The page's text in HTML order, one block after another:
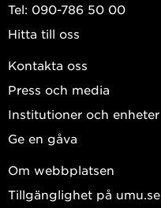
Tel: 090-786 50 00
Hitta till oss
Kontakta oss
Press och media
Institutioner och enheter
Ge en gåva
Om webbplatsen
Tillgänglighet på umu.se